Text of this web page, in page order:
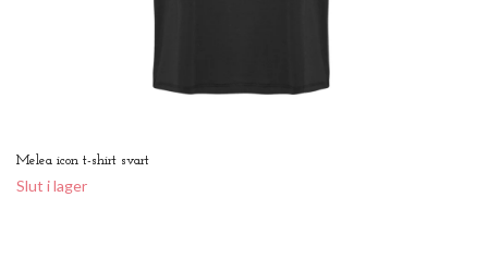
Melea icon t-shirt svart
Slut i lager